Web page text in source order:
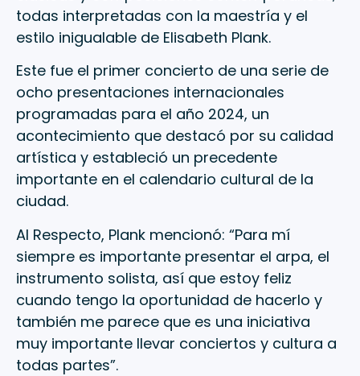
todas interpretadas con la maestría y el
estilo inigualable de Elisabeth Plank.
Este fue el primer concierto de una serie de
ocho presentaciones internacionales
programadas para el año 2024, un
acontecimiento que destacó por su calidad
artística y estableció un precedente
importante en el calendario cultural de la
ciudad.
Al Respecto, Plank mencionó: “Para mí
siempre es importante presentar el arpa, el
instrumento solista, así que estoy feliz
cuando tengo la oportunidad de hacerlo y
también me parece que es una iniciativa
muy importante llevar conciertos y cultura a
todas partes”.